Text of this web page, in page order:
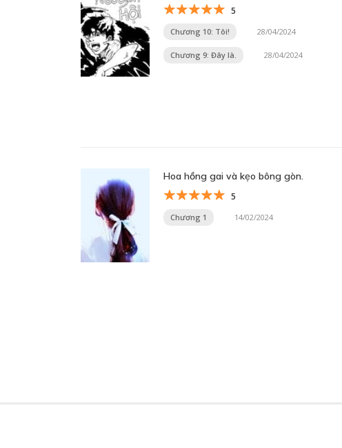
5
Chương 10: Tôi! 28/04/2024
Chương 9: Đây là. 28/04/2024
Hoa hồng gai và kẹo bông gòn.
5
Chương 1 14/02/2024